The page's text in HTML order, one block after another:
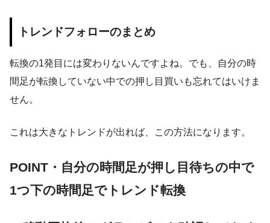
トレンドフォローのまとめ
転換の1発目には変わりないんですよね。でも、自分の時
間足が転換していない中での押し目買いも忘れてはいけま
せん。
これは大きなトレンドが出れば、この方法になります。
POINT ・自分の時間足が押し目待ちの中で
1つ下の時間足でトレンド転換